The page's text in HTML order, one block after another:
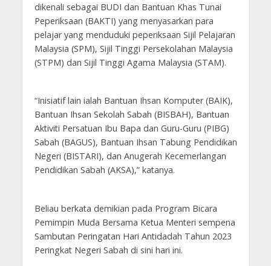
dikenali sebagai BUDI dan Bantuan Khas Tunai
Peperiksaan (BAKTI) yang menyasarkan para
pelajar yang menduduki peperiksaan Sijil Pelajaran
Malaysia (SPM), Sijil Tinggi Persekolahan Malaysia
(STPM) dan Sijil Tinggi Agama Malaysia (STAM).
“Inisiatif lain ialah Bantuan Ihsan Komputer (BAIK),
Bantuan Ihsan Sekolah Sabah (BISBAH), Bantuan
Aktiviti Persatuan Ibu Bapa dan Guru-Guru (PIBG)
Sabah (BAGUS), Bantuan Ihsan Tabung Pendidikan
Negeri (BISTARI), dan Anugerah Kecemerlangan
Pendidikan Sabah (AKSA),” katanya.
Beliau berkata demikian pada Program Bicara
Pemimpin Muda Bersama Ketua Menteri sempena
Sambutan Peringatan Hari Antidadah Tahun 2023
Peringkat Negeri Sabah di sini hari ini.